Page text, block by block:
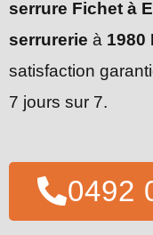
serrure Fichet à
serrurerie à 1980
satisfaction
7 jours sur 7.
0492